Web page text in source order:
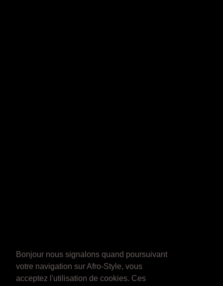
Bonjour nous signalons quand poursuivant
votre navigation sur Afro-Style, vous
acceptez l'utilisation de cookies. Ces